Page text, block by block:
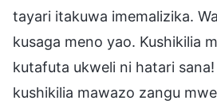
tayari itakuwa imemalizika.
kusaga meno yao. Kushikilia
kutafuta ukweli ni hatari
kushikilia mawazo zangu